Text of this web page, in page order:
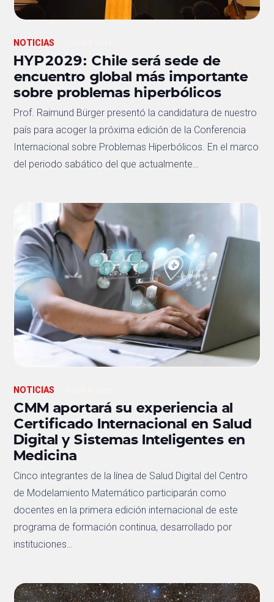
NOTICIAS
HYP2029: Chile será sede de
encuentro global más importante
sobre problemas hiperbólicos
Prof. Raimund Bürger presentó la candidatura de nuestro
país para acoger la próxima edición de la Conferencia
Internacional sobre Problemas Hiperbólicos. En el marco
del periodo sabático del que actualmente…
NOTICIAS
CMM aportará su experiencia al
Certificado Internacional en Salud
Digital y Sistemas Inteligentes en
Medicina
Cinco integrantes de la línea de Salud Digital del Centro
de Modelamiento Matemático participarán como
docentes en la primera edición internacional de este
programa de formación continua, desarrollado por
instituciones…